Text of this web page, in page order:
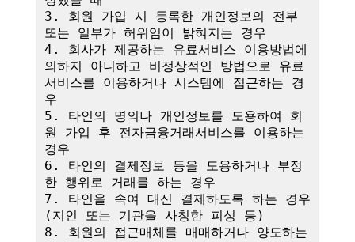
3. 회원 가입 시 등록한 개인정보의 전부
또는 일부가 허위임이 밝혀지는 경우
4. 회사가 제공하는 유료서비스 이용방법에
의하지 아니하고 비정상적인 방법으로 유료
서비스를 이용하거나 시스템에 접근하는 경
우
5. 타인의 명의나 개인정보를 도용하여 회
원 가입 후 전자금융거래서비스를 이용하는
경우
6. 타인의 결제정보 등을 도용하거나 부정
한 행위로 거래를 하는 경우
7. 타인을 속여 대신 결제하도록 하는 경우
(지인 또는 기관을 사칭한 피싱 등)
8. 회원의 접근매체를 매매하거나 양도하는